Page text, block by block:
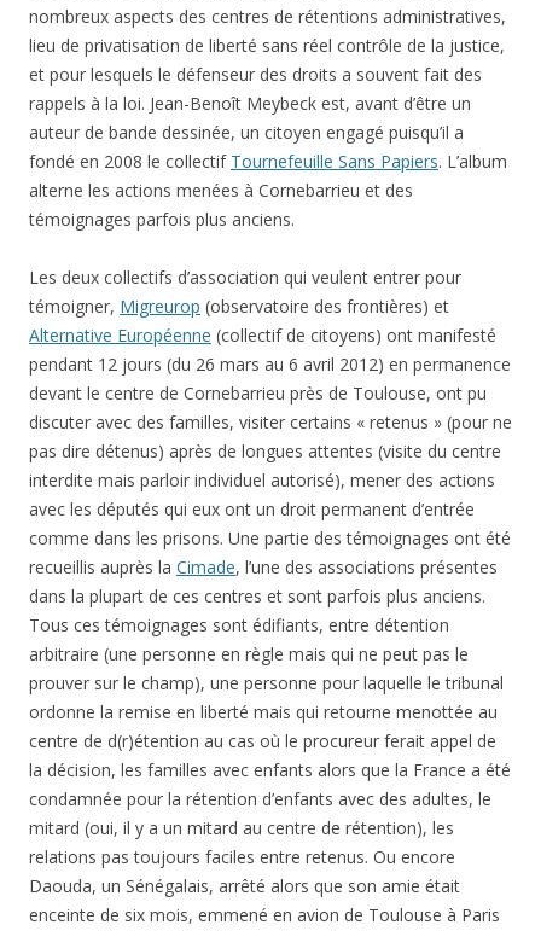
nombreux aspects des centres de rétentions administratives,
lieu de privatisation de liberté sans réel contrôle de la justice,
et pour lesquels le défenseur des droits a souvent fait des
rappels à la loi. Jean-Benoît Meybeck est, avant d’être un
auteur de bande dessinée, un citoyen engagé puisqu’il a
fondé en 2008 le collectif Tournefeuille Sans Papiers. L’album
alterne les actions menées à Cornebarrieu et des
témoignages parfois plus anciens.
Les deux collectifs d’association qui veulent entrer pour
témoigner, Migreurop (observatoire des frontières) et
Alternative Européenne (collectif de citoyens) ont manifesté
pendant 12 jours (du 26 mars au 6 avril 2012) en permanence
devant le centre de Cornebarrieu près de Toulouse, ont pu
discuter avec des familles, visiter certains « retenus » (pour ne
pas dire détenus) après de longues attentes (visite du centre
interdite mais parloir individuel autorisé), mener des actions
avec les députés qui eux ont un droit permanent d’entrée
comme dans les prisons. Une partie des témoignages ont été
recueillis auprès la Cimade, l’une des associations présentes
dans la plupart de ces centres et sont parfois plus anciens.
Tous ces témoignages sont édifiants, entre détention
arbitraire (une personne en règle mais qui ne peut pas le
prouver sur le champ), une personne pour laquelle le tribunal
ordonne la remise en liberté mais qui retourne menottée au
centre de d(r)étention au cas où le procureur ferait appel de
la décision, les familles avec enfants alors que la France a été
condamnée pour la rétention d’enfants avec des adultes, le
mitard (oui, il y a un mitard au centre de rétention), les
relations pas toujours faciles entre retenus. Ou encore
Daouda, un Sénégalais, arrêté alors que son amie était
enceinte de six mois, emmené en avion de Toulouse à Paris